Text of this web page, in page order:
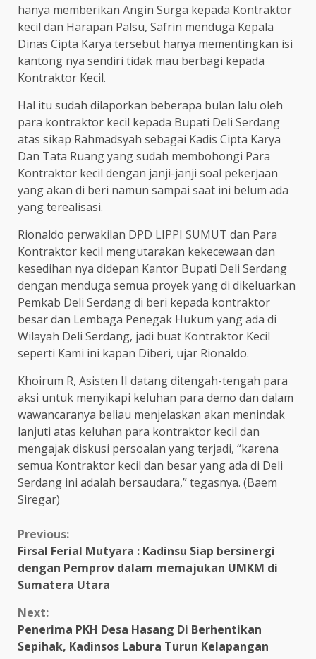
hanya memberikan Angin Surga kepada Kontraktor
kecil dan Harapan Palsu, Safrin menduga Kepala
Dinas Cipta Karya tersebut hanya mementingkan isi
kantong nya sendiri tidak mau berbagi kepada
Kontraktor Kecil.
Hal itu sudah dilaporkan beberapa bulan lalu oleh
para kontraktor kecil kepada Bupati Deli Serdang
atas sikap Rahmadsyah sebagai Kadis Cipta Karya
Dan Tata Ruang yang sudah membohongi Para
Kontraktor kecil dengan janji-janji soal pekerjaan
yang akan di beri namun sampai saat ini belum ada
yang terealisasi.
Rionaldo perwakilan DPD LIPPI SUMUT dan Para
Kontraktor kecil mengutarakan kekecewaan dan
kesedihan nya didepan Kantor Bupati Deli Serdang
dengan menduga semua proyek yang di dikeluarkan
Pemkab Deli Serdang di beri kepada kontraktor
besar dan Lembaga Penegak Hukum yang ada di
Wilayah Deli Serdang, jadi buat Kontraktor Kecil
seperti Kami ini kapan Diberi, ujar Rionaldo.
Khoirum R, Asisten II datang ditengah-tengah para
aksi untuk menyikapi keluhan para demo dan dalam
wawancaranya beliau menjelaskan akan menindak
lanjuti atas keluhan para kontraktor kecil dan
mengajak diskusi persoalan yang terjadi, “karena
semua Kontraktor kecil dan besar yang ada di Deli
Serdang ini adalah bersaudara,” tegasnya. (Baem
Siregar)
Continue
Reading
Previous:
Firsal Ferial Mutyara : Kadinsu Siap bersinergi
dengan Pemprov dalam memajukan UMKM di
Sumatera Utara
Next:
Penerima PKH Desa Hasang Di Berhentikan
Sepihak, Kadinsos Labura Turun Kelapangan